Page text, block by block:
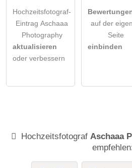
Hochzeitsfotograf-
Eintrag Aschaaa
Photography
aktualisieren
oder verbessern
auf der
Seite
einbinden
Hochzeitsfotograf Aschaaa